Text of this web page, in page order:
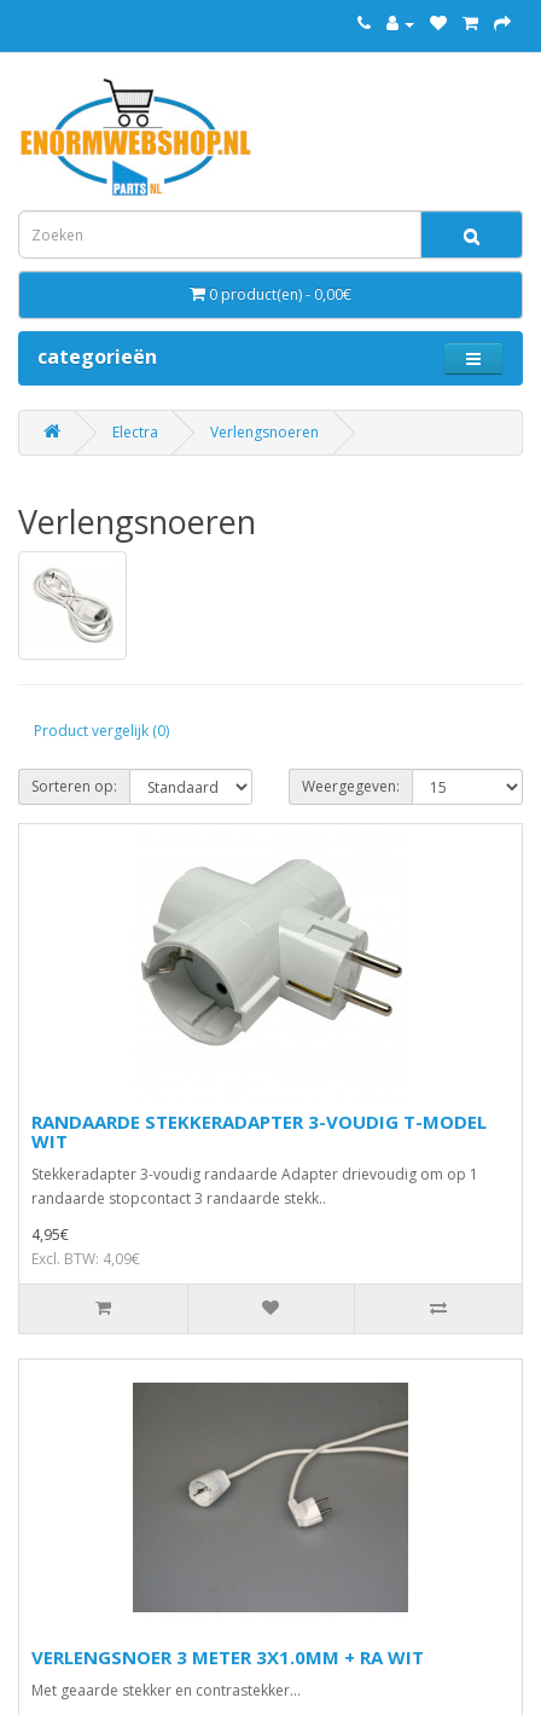
0 product(en) - 0,00€
categorieën
Electra Verlengsnoeren
Verlengsnoeren
Product vergelijk (0)
Sorteren op: Weergegeven:
RANDAARDE STEKKERADAPTER 3-VOUDIG T-MODEL
WIT
Stekkeradapter 3-voudig randaarde Adapter drievoudig om op 1
randaarde stopcontact 3 randaarde stekk..
4,95€
Excl. BTW: 4,09€
VERLENGSNOER 3 METER 3X1.0MM + RA WIT
Met geaarde stekker en contrastekker...